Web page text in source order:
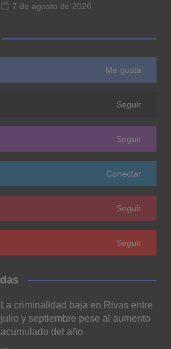
7 de agosto de 2026
Me gusta
Seguir
Seguir
Conectar
Seguir
Seguir
La criminalidad baja en Rivas entre
julio y septiembre pese al aumento
acumulado del año